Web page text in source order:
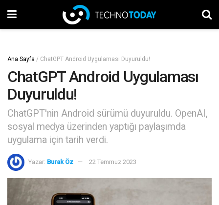
Ana Sayfa / ChatGPT Android Uygulaması Duyuruldu!
ChatGPT Android Uygulaması
Duyuruldu!
ChatGPT'nin Android sürümü duyuruldu. OpenAI,
sosyal medya üzerinden yaptığı paylaşımda
uygulama için tarih verdi.
Yazar: Burak Öz 22 Temmuz 2023